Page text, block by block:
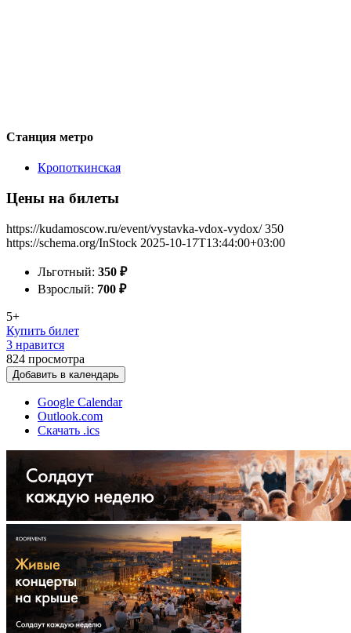
Станция метро
Кропоткинская
Цены на билеты
https://kudamoscow.ru/event/vystavka-vdox-vydox/ 350
https://schema.org/InStock 2025-10-17T13:44:00+03:00
Льготный: 350 ₽
Взрослый: 700 ₽
5+
Купить билет
3 нравится
824 просмотра
Добавить в календарь
Google Calendar
Outlook.com
Скачать .ics